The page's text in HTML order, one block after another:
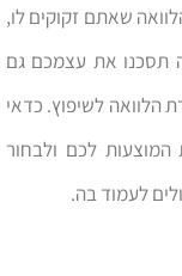
שאתם זקוקים לו,
תסכנו את עצמכם גם
הלוואה לשיפוץ. כדאי
המוצעות לכם ולבחור
לעמוד בה.